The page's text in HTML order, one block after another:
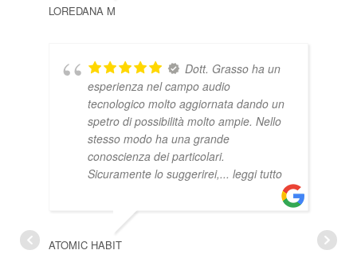
LOREDANA M
Dott. Grasso ha un
esperienza nel campo audio
tecnologico molto aggiornata dando un
spetro di possibilità molto ampie. Nello
stesso modo ha una grande
conoscienza dei particolari.
Sicuramente lo suggerirei,... leggi tutto
ATOMIC HABIT